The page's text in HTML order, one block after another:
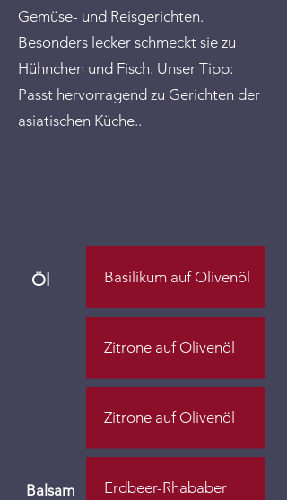
Gemüse- und Reisgerichten.
Besonders lecker schmeckt sie zu
Hühnchen und Fisch. Unser Tipp:
Passt hervorragend zu Gerichten der
asiatischen Küche..
Basilikum auf Olivenöl
Zitrone auf Olivenöl
Zitrone auf Olivenöl
Erdbeer-Rhababer
Öl
Balsam